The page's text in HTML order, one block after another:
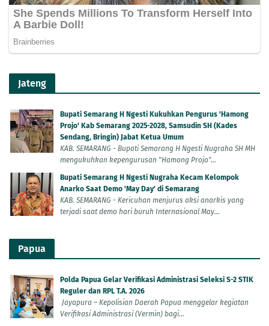
Jateng
Bupati Semarang H Ngesti Kukuhkan Pengurus 'Hamong
Projo' Kab Semarang 2025-2028, Samsudin SH (Kades
Sendang, Bringin) Jabat Ketua Umum
KAB. SEMARANG - Bupati Semarang H Ngesti Nugraha SH MH
mengukuhkan kepengurusan "Hamong Projo"...
Bupati Semarang H Ngesti Nugraha Kecam Kelompok
Anarko Saat Demo 'May Day' di Semarang
KAB. SEMARANG - Kericuhan menjurus aksi anarkis yang
terjadi saat demo hari buruh Internasional May...
Papua
Polda Papua Gelar Verifikasi Administrasi Seleksi S-2 STIK
Reguler dan RPL T.A. 2026
Jayapura – Kepolisian Daerah Papua menggelar kegiatan
Verifikasi Administrasi (Vermin) bagi...